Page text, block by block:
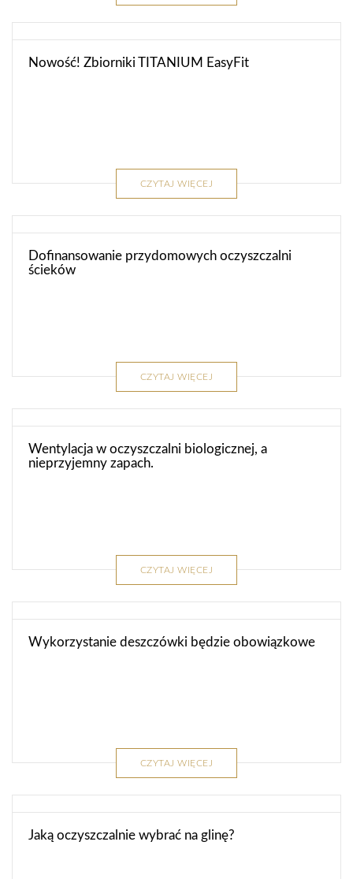
Nowość! Zbiorniki TITANIUM EasyFit
CZYTAJ WIĘCEJ
Dofinansowanie przydomowych oczyszczalni
ścieków
CZYTAJ WIĘCEJ
Wentylacja w oczyszczalni biologicznej, a
nieprzyjemny zapach.
CZYTAJ WIĘCEJ
Wykorzystanie deszczówki będzie obowiązkowe
CZYTAJ WIĘCEJ
Jaką oczyszczalnie wybrać na glinę?